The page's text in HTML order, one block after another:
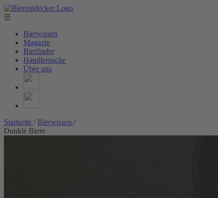
☰
Bierwissen
Magazin
Bierfinder
Händlersuche
Über uns
Startseite / Bierwissen /
Dunkle Biere